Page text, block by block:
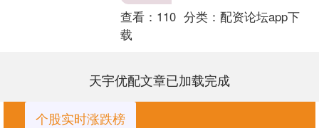
查看： 110 分类： 配资论坛app下
载
天宇优配文章已加载完成
个股实时涨跌榜